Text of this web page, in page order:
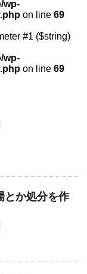
wp-
on line 69
#1 ($string)
wp-
on line 69
とか処分を作